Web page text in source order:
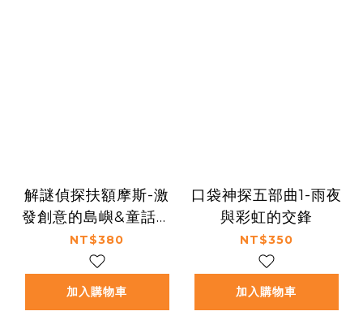
解謎偵探扶額摩斯-激
發創意的島嶼&童話大
救援
NT$380
加入購物車
口袋神探五部曲1-雨夜
與彩虹的交鋒
NT$350
加入購物車